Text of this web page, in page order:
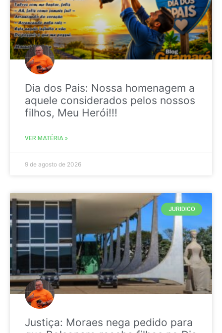
Dia dos Pais: Nossa homenagem a
aquele considerados pelos nossos
filhos, Meu Herói!!!
VER MATÉRIA »
9 de agosto de 2026
JURIDICO
Justiça: Moraes nega pedido para